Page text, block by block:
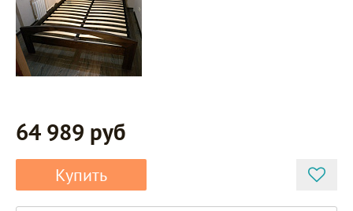
64 989 руб
Купить